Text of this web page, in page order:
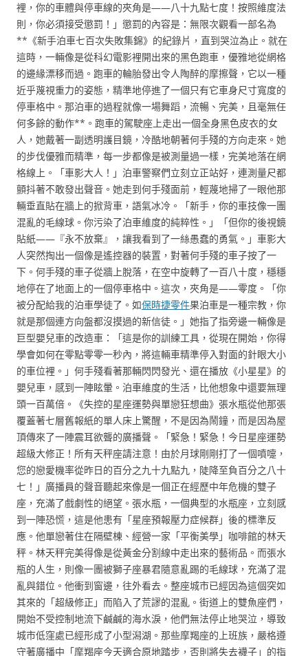
裡，你的車體與停車線的夾角是——八十九點七度！按照維度法
則，你必須接受懲罰！」懲罰的內容是：無限次觀看一部名為
**《新手泊車七百次失敗集錦》的紀錄片，直到哭泣為止。就在
這時，一輛像是從科幻電影裡開出來的黑色跑車，優雅地從網格
的邊緣漂移而過。跑車的輪胎發出令人陶醉的摩擦聲，它以一種
近乎蔑視重力的姿態，精準地停進了一個只有它車身尺寸寬度的
停車格中。那泊車的過程就像一場舞蹈，流暢、完美，且毫無任
何多餘的動作**。跑車的駕駛座上走出一個全身黑色皮衣的女
人，她戴著一副透明護目鏡，冷酷地朝著何手殘的方向走來。她
的步伐優雅而精準，每一步都像是被測量過一樣，完美地落在網
格線上。「車影大人！」泊車警察們立刻立正站好，連測量尺都
顫抖著不敢發出聲音。她走到何手殘面前，輕蔑地掃了一眼他那
輛垂直貼在牆上的掀背車，語氣冰冷。「新手，你的車技像一團
混亂的毛線球。你污染了泊車維度的純粹性。」「但你的後視鏡
貼紙——『永不放棄』，讓我看到了一絲愚蠢的勇氣。」車影大
人突然掏出一個像是遙控器的裝置，對著何手殘的車子按了一
下。何手殘的車子從牆上脫落，在空中旋轉了一百八十度，穩穩
地停在了地面上的一個停車格中。這次，夾角是——零度。「你
被分配給我的泊車學徒了。如保時捷零件果泊車是一種宗教，你
就是那個連方向盤都沒摸過的新信徒。」她指了指旁邊一輛像是
巨型嬰兒車的改造車：「這是你的訓練工具，從現在開始，你得
學會如何在零點零零一秒內，將這輛車精準停入對面的針眼大小
的車位裡。」何手殘看著那輛閃閃發光、還在播放《小星星》的
嬰兒車，感到一陣眩暈。泊車維度的生活，比他想象中還要無理
頭一百萬倍。《失控的星座運勢與單戀狂想曲》張水瓶從他那張
覆蓋著七層舊報紙的單人床上驚醒，不是因為鬧鐘，而是因為屋
頂傳來了一陣震耳欲聾的廣播聲。「緊急！緊急！今日星座運勢
超級大修正！所有天秤座請注意！由於月球剛剛打了一個噴嚏，
您的戀愛機率從昨日的百分之九十九點九，陡降至負百分之八十
七！」廣播員的聲音聽起來像是一個正在經歷中年危機的雙子
座，充滿了戲劇性的絕望。張水瓶，一個典型的水瓶座，立刻感
到一陣恐慌，這是他患有「星座預報壓力症候群」後的標準反
應。他單戀著住在隔壁棟、經營一家「平衡美學」咖啡館的林天
秤。林天秤完美得像是從黃金分割線中走出來的藝術品。而張水
瓶的人生，則像一團被獅子座暴君隨意亂踢的毛線球，充滿了混
亂與錯位。他衝到窗邊，往外看去。整座城市已經因為這個突如
其來的「超級修正」而陷入了荒謬的混亂。街道上的雙魚座們，
開始不受控制地流下鹹鹹的海水淚，他們無法停止地哭泣，導致
城市低窪處已經形成了小型潟湖。那些摩羯座的上班族，嚴格遵
守著廣播中「摩羯座今天適合原地踏步，否則將失去襪子」的指